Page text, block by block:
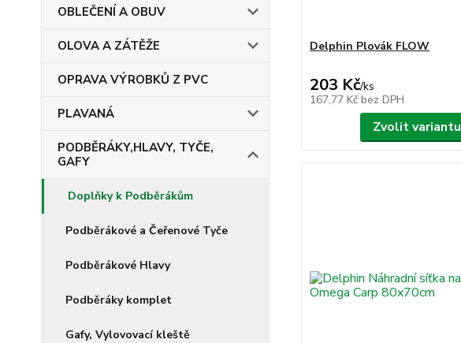
OBLEČENÍ A OBUV
OLOVA A ZÁTĚŽE
OPRAVA VÝROBKŮ Z PVC
PLAVANÁ
PODBĚRÁKY,HLAVY, TYČE,
GAFY
Doplňky k Podběrákům
Podběrákové a Čeřenové Tyče
Podběrákové Hlavy
Podběráky komplet
Gafy, Vylovovací kleště
Delphin Plovák FLOW
203 Kč/ks
167,77 Kč bez DPH
Zvolit variantu